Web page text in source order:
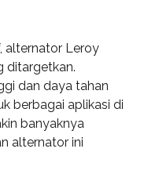
alternator Leroy
ditargetkan.
dan daya tahan
berbagai aplikasi di
banyaknya
alternator ini